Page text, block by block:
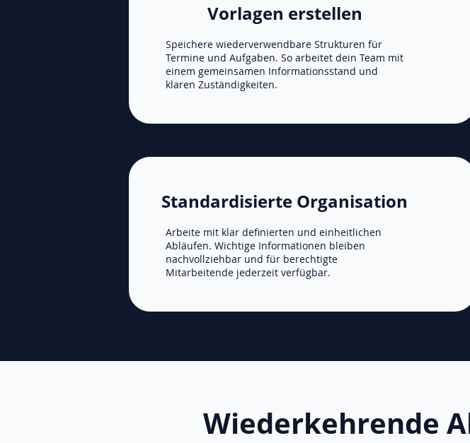
Vorlagen erstellen
Speichere wiederverwendbare Strukturen für
Termine und Aufgaben. So arbeitet dein Team mit
einem gemeinsamen Informationsstand und
klaren Zuständigkeiten.
Standardisierte Organisation
Arbeite mit klar definierten und einheitlichen
Abläufen. Wichtige Informationen bleiben
nachvollziehbar und für berechtigte
Mitarbeitende jederzeit verfügbar.
Wiederkehrende